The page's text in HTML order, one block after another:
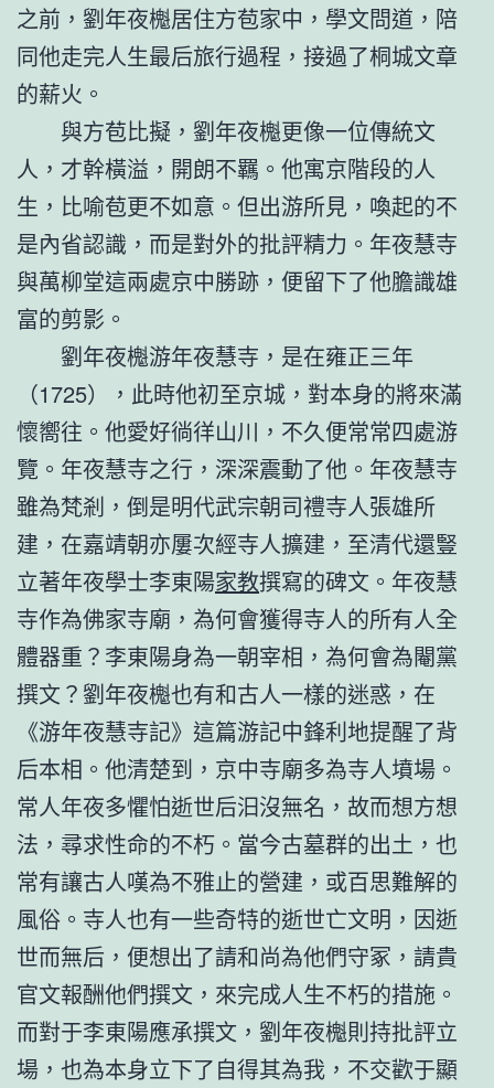
之前，劉年夜櫆居住方苞家中，學文問道，陪
同他走完人生最后旅行過程，接過了桐城文章
的薪火。
與方苞比擬，劉年夜櫆更像一位傳統文
人，才幹橫溢，開朗不羈。他寓京階段的人
生，比喻苞更不如意。但出游所見，喚起的不
是內省認識，而是對外的批評精力。年夜慧寺
與萬柳堂這兩處京中勝跡，便留下了他膽識雄
富的剪影。
劉年夜櫆游年夜慧寺，是在雍正三年
（1725），此時他初至京城，對本身的將來滿
懷嚮往。他愛好徜徉山川，不久便常常四處游
覽。年夜慧寺之行，深深震動了他。年夜慧寺
雖為梵剎，倒是明代武宗朝司禮寺人張雄所
建，在嘉靖朝亦屢次經寺人擴建，至清代還豎
立著年夜學士李東陽家教撰寫的碑文。年夜慧
寺作為佛家寺廟，為何會獲得寺人的所有人全
體器重？李東陽身為一朝宰相，為何會為閹黨
撰文？劉年夜櫆也有和古人一樣的迷惑，在
《游年夜慧寺記》這篇游記中鋒利地提醒了背
后本相。他清楚到，京中寺廟多為寺人墳場。
常人年夜多懼怕逝世后汩沒無名，故而想方想
法，尋求性命的不朽。當今古墓群的出土，也
常有讓古人嘆為不雅止的營建，或百思難解的
風俗。寺人也有一些奇特的逝世亡文明，因逝
世而無后，便想出了請和尚為他們守冢，請貴
官文報酬他們撰文，來完成人生不朽的措施。
而對于李東陽應承撰文，劉年夜櫆則持批評立
場，也為本身立下了自得其為我，不交歡于顯